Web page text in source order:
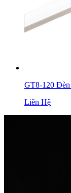
GT8-120
Liên Hệ